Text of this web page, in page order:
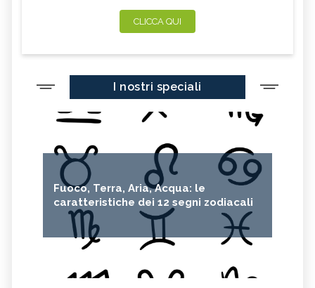
CLICCA QUI
I nostri speciali
Fuoco, Terra, Aria, Acqua: le
caratteristiche dei 12 segni zodiacali